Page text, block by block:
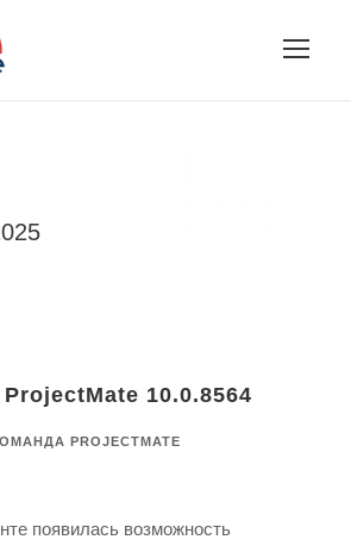
10.0.8564
PROJECTMATE
появилась возможность